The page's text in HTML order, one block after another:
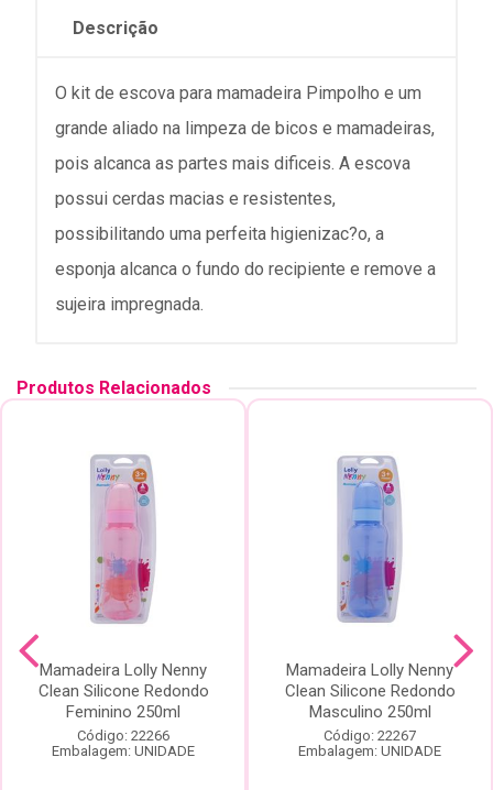
Descrição
O kit de escova para mamadeira Pimpolho e um
grande aliado na limpeza de bicos e mamadeiras,
pois alcanca as partes mais dificeis. A escova
possui cerdas macias e resistentes,
possibilitando uma perfeita higienizac?o, a
esponja alcanca o fundo do recipiente e remove a
sujeira impregnada.
Produtos Relacionados
Mamadeira Lolly Nenny
Clean Silicone Redondo
Feminino 250ml
Código: 22266
Embalagem: UNIDADE
Mamadeira Lolly Nenny
Clean Silicone Redondo
Masculino 250ml
Código: 22267
Embalagem: UNIDADE